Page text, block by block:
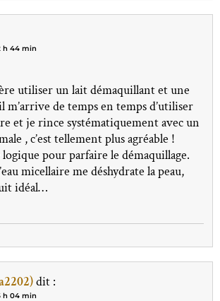
h 44 min
utiliser un lait démaquillant et une
de temps en temps d’utiliser
et je rince systématiquement avec un
, c’est tellement plus agréable !
logique pour parfaire le démaquillage.
micellaire me déshydrate la peau,
idéal…
dit :
h 04 min